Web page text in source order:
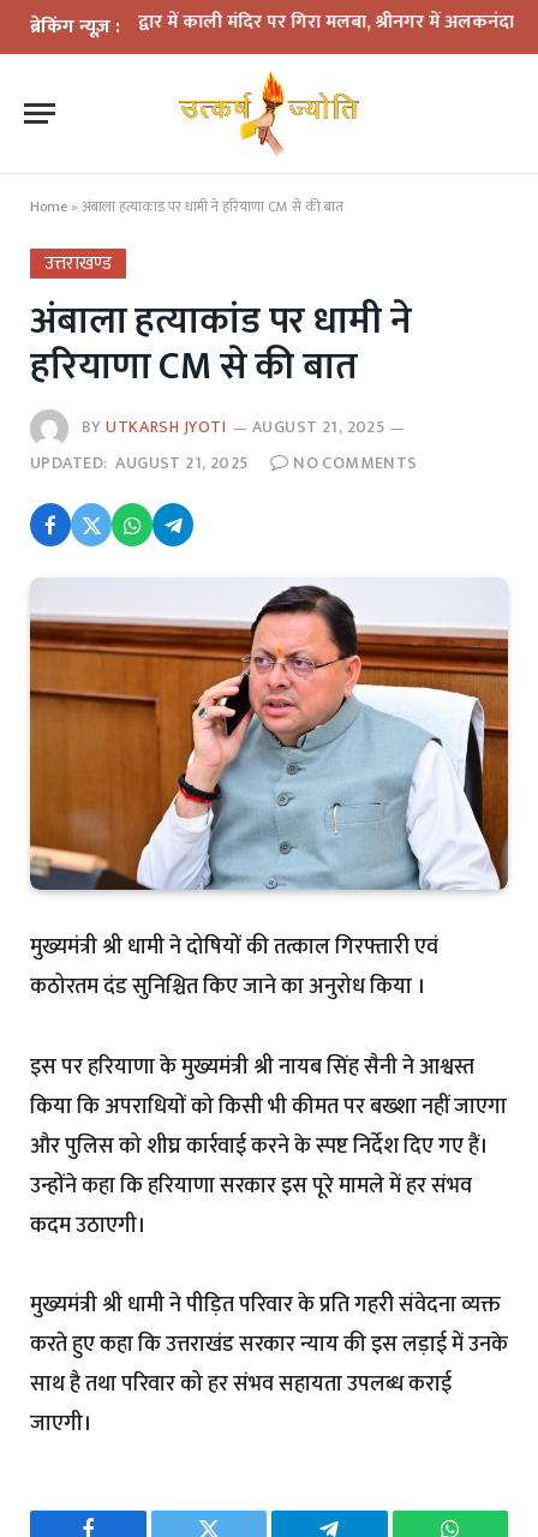
ब्रेकिंग न्यूज़ :
कहर: हरिद्वार में काली मंदिर पर गिरा मलबा, श्रीनगर में अलकनंदा का
Home » अंबाला हत्याकांड पर धामी ने हरियाणा CM से की बात
उत्तराखण्ड
अंबाला हत्याकांड पर धामी ने
हरियाणा CM से की बात
BYUTKARSH JYOTI
AUGUST 21, 2025
UPDATED: AUGUST 21, 2025 NO COMMENTS
मुख्यमंत्री श्री धामी ने दोषियों की तत्काल गिरफ्तारी एवं
कठोरतम दंड सुनिश्चित किए जाने का अनुरोध किया ।
इस पर हरियाणा के मुख्यमंत्री श्री नायब सिंह सैनी ने आश्वस्त
किया कि अपराधियों को किसी भी कीमत पर बख्शा नहीं जाएगा
और पुलिस को शीघ्र कार्रवाई करने के स्पष्ट निर्देश दिए गए हैं।
उन्होंने कहा कि हरियाणा सरकार इस पूरे मामले में हर संभव
कदम उठाएगी।
मुख्यमंत्री श्री धामी ने पीड़ित परिवार के प्रति गहरी संवेदना व्यक्त
करते हुए कहा कि उत्तराखंड सरकार न्याय की इस लड़ाई में उनके
साथ है तथा परिवार को हर संभव सहायता उपलब्ध कराई
जाएगी।